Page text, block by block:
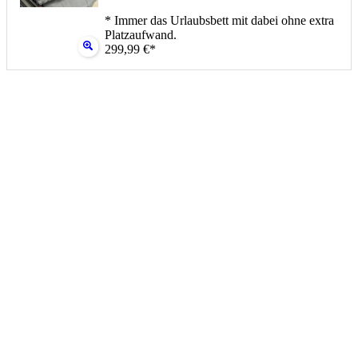
* Immer das Urlaubsbett mit dabei ohne extra
Platzaufwand.
299,99 €*